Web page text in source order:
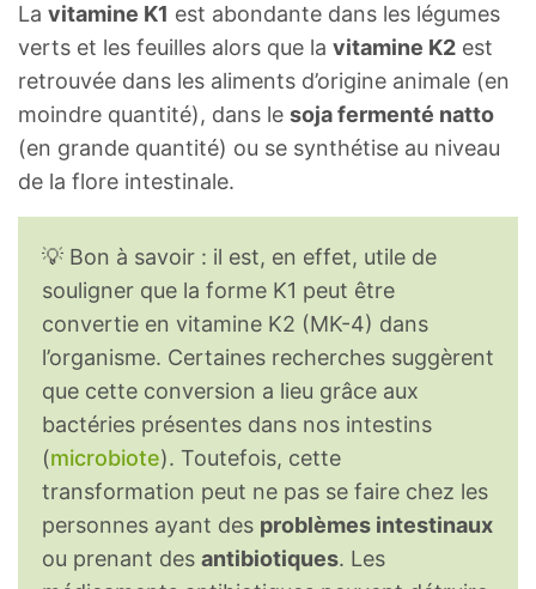
La vitamine K1 est abondante dans les légumes
verts et les feuilles alors que la vitamine K2 est
retrouvée dans les aliments d’origine animale (en
moindre quantité), dans le soja fermenté natto
(en grande quantité) ou se synthétise au niveau
de la flore intestinale.
💡 Bon à savoir : il est, en effet, utile de
souligner que la forme K1 peut être
convertie en vitamine K2 (MK-4) dans
l’organisme. Certaines recherches suggèrent
que cette conversion a lieu grâce aux
bactéries présentes dans nos intestins
(microbiote). Toutefois, cette
transformation peut ne pas se faire chez les
personnes ayant des problèmes intestinaux
ou prenant des antibiotiques. Les